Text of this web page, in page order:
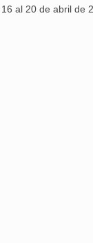
al 20 de abril de